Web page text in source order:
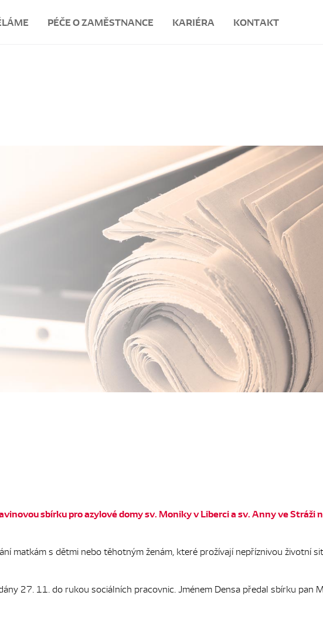
PÉČE O ZAMĚSTNANCE KARIÉRA KONTAKT
sbírku pro azylové domy sv. Moniky v Liberci a sv. Anny ve
matkám s dětmi nebo těhotným ženám, které prožívají nepříznivou životní
27. 11. do rukou sociálních pracovnic. Jménem Densa předal sbírku pan